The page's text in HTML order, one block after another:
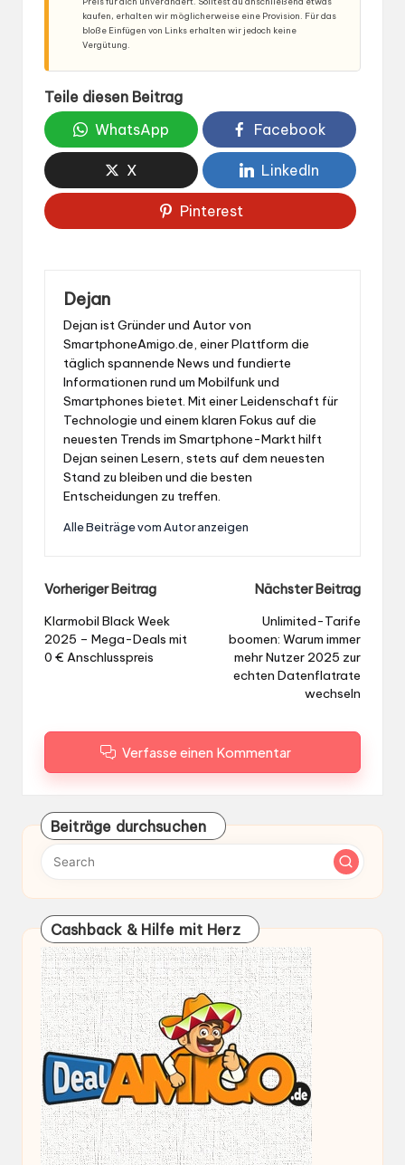
kaufen, erhalten wir möglicherweise eine Provision. Für das
bloße Einfügen von Links erhalten wir jedoch keine
Vergütung.
Teile diesen Beitrag
WhatsApp
Facebook
X LinkedIn
Pinterest
Dejan
Dejan ist Gründer und Autor von
SmartphoneAmigo.de, einer Plattform die
täglich spannende News und fundierte
Informationen rund um Mobilfunk und
Smartphones bietet. Mit einer Leidenschaft für
Technologie und einem klaren Fokus auf die
neuesten Trends im Smartphone-Markt hilft
Dejan seinen Lesern, stets auf dem neuesten
Stand zu bleiben und die besten
Entscheidungen zu treffen.
Alle Beiträge vom Autor anzeigen
Post
navigation
Vorheriger Beitrag
Klarmobil Black Week
2025 – Mega-Deals mit
0 € Anschlusspreis
Nächster Beitrag
Unlimited-Tarife
boomen: Warum immer
mehr Nutzer 2025 zur
echten Datenflatrate
wechseln
Verfasse einen Kommentar
Beiträge durchsuchen
Cashback & Hilfe mit Herz